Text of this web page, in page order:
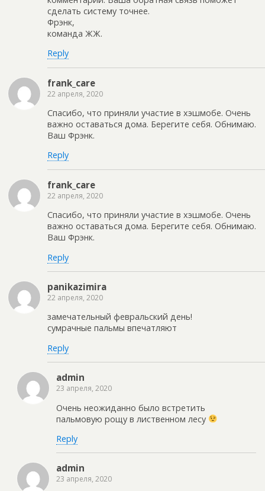
сделать систему точнее.
Фрэнк,
команда ЖЖ.
Reply
frank_care
22 апреля, 2020
Спасибо, что приняли участие в хэшмобе. Очень
важно оставаться дома. Берегите себя. Обнимаю.
Ваш Фрэнк.
Reply
frank_care
22 апреля, 2020
Спасибо, что приняли участие в хэшмобе. Очень
важно оставаться дома. Берегите себя. Обнимаю.
Ваш Фрэнк.
Reply
panikazimira
22 апреля, 2020
замечательный февральский день!
сумрачные пальмы впечатляют
Reply
admin
23 апреля, 2020
Очень неожиданно было встретить
пальмовую рощу в лиственном лесу
Reply
admin
23 апреля, 2020